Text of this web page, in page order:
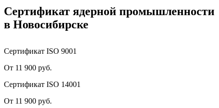
Сертификат ядерной промышленности
в Новосибирске
Сертификат ISO 9001
От 11 900 руб.
Сертификат ISO 14001
От 11 900 руб.